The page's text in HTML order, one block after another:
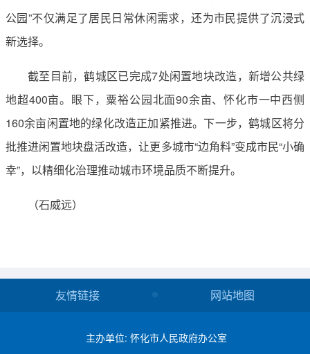
公园”不仅满足了居民日常休闲需求，还为市民提供了沉浸式
新选择。
截至目前，鹤城区已完成7处闲置地块改造，新增公共绿
地超400亩。眼下，粟裕公园北面90余亩、怀化市一中西侧
160余亩闲置地的绿化改造正加紧推进。下一步，鹤城区将分
批推进闲置地块盘活改造，让更多城市“边角料”变成市民“小确
幸”，以精细化治理推动城市环境品质不断提升。
（石威远）
友情链接 网站地图
主办单位: 怀化市人民政府办公室